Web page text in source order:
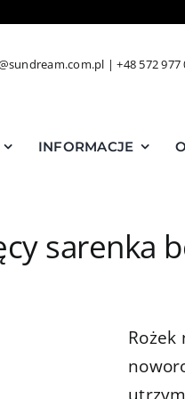
|+48 572 977
INFORMACJE
sarenka